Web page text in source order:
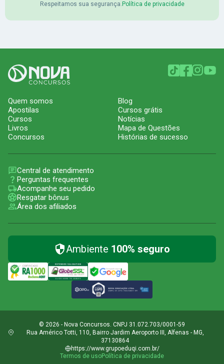
Respeitamos sua segurança. Política de privacidade
Quem somos
Apostilas
Cursos
Livros
Concursos
Blog
Cursos grátis
Notícias
Mapa de Questões
Histórias de sucesso
Central de atendimento
Perguntas frequentes
Acompanhe seu pedido
Resgatar bônus
Área dos afiliados
Ambiente 100% seguro
© 2026 - Nova Concursos. CNPJ 31.072.703/0001-59
Rua Américo Totti, 110, Bairro Jardim Aeroporto III, Alfenas - MG,
37130864
https://www.grupoeduqi.com.br/
Termos de usoPolítica de privacidade